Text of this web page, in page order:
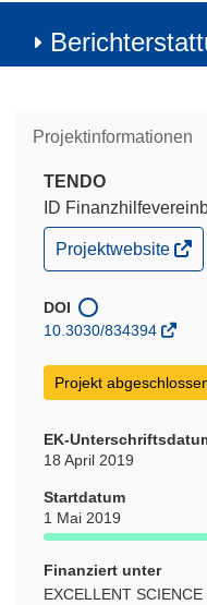
Projektinformationen
TENDO
ID
(öffnet
in
Fenster)
Projektwebsite
DOI
10.3030/834394
Projekt
EK-
18 April 2019
Startdatum
1 Mai 2019
Finanziert unter
EXCELLENT